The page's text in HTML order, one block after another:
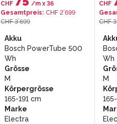
Akku
Bosch PowerPack 500
Wh
Grösse
One Size
Körpergrösse
152-183 cm
Marke
Benno Bikes
CHF /m x 36
Gesamtpreis: CHF 2’699
CHF 3’699
Akku
Bosch PowerTube 500
Wh
Grösse
M
Körpergrösse
165-191 cm
Marke
Electra
CHF
CHF
Wh
M